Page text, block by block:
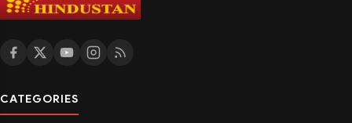
CATEGORIES